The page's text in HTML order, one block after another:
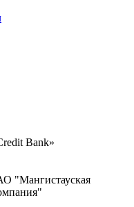
Bank»
"Мангистауская